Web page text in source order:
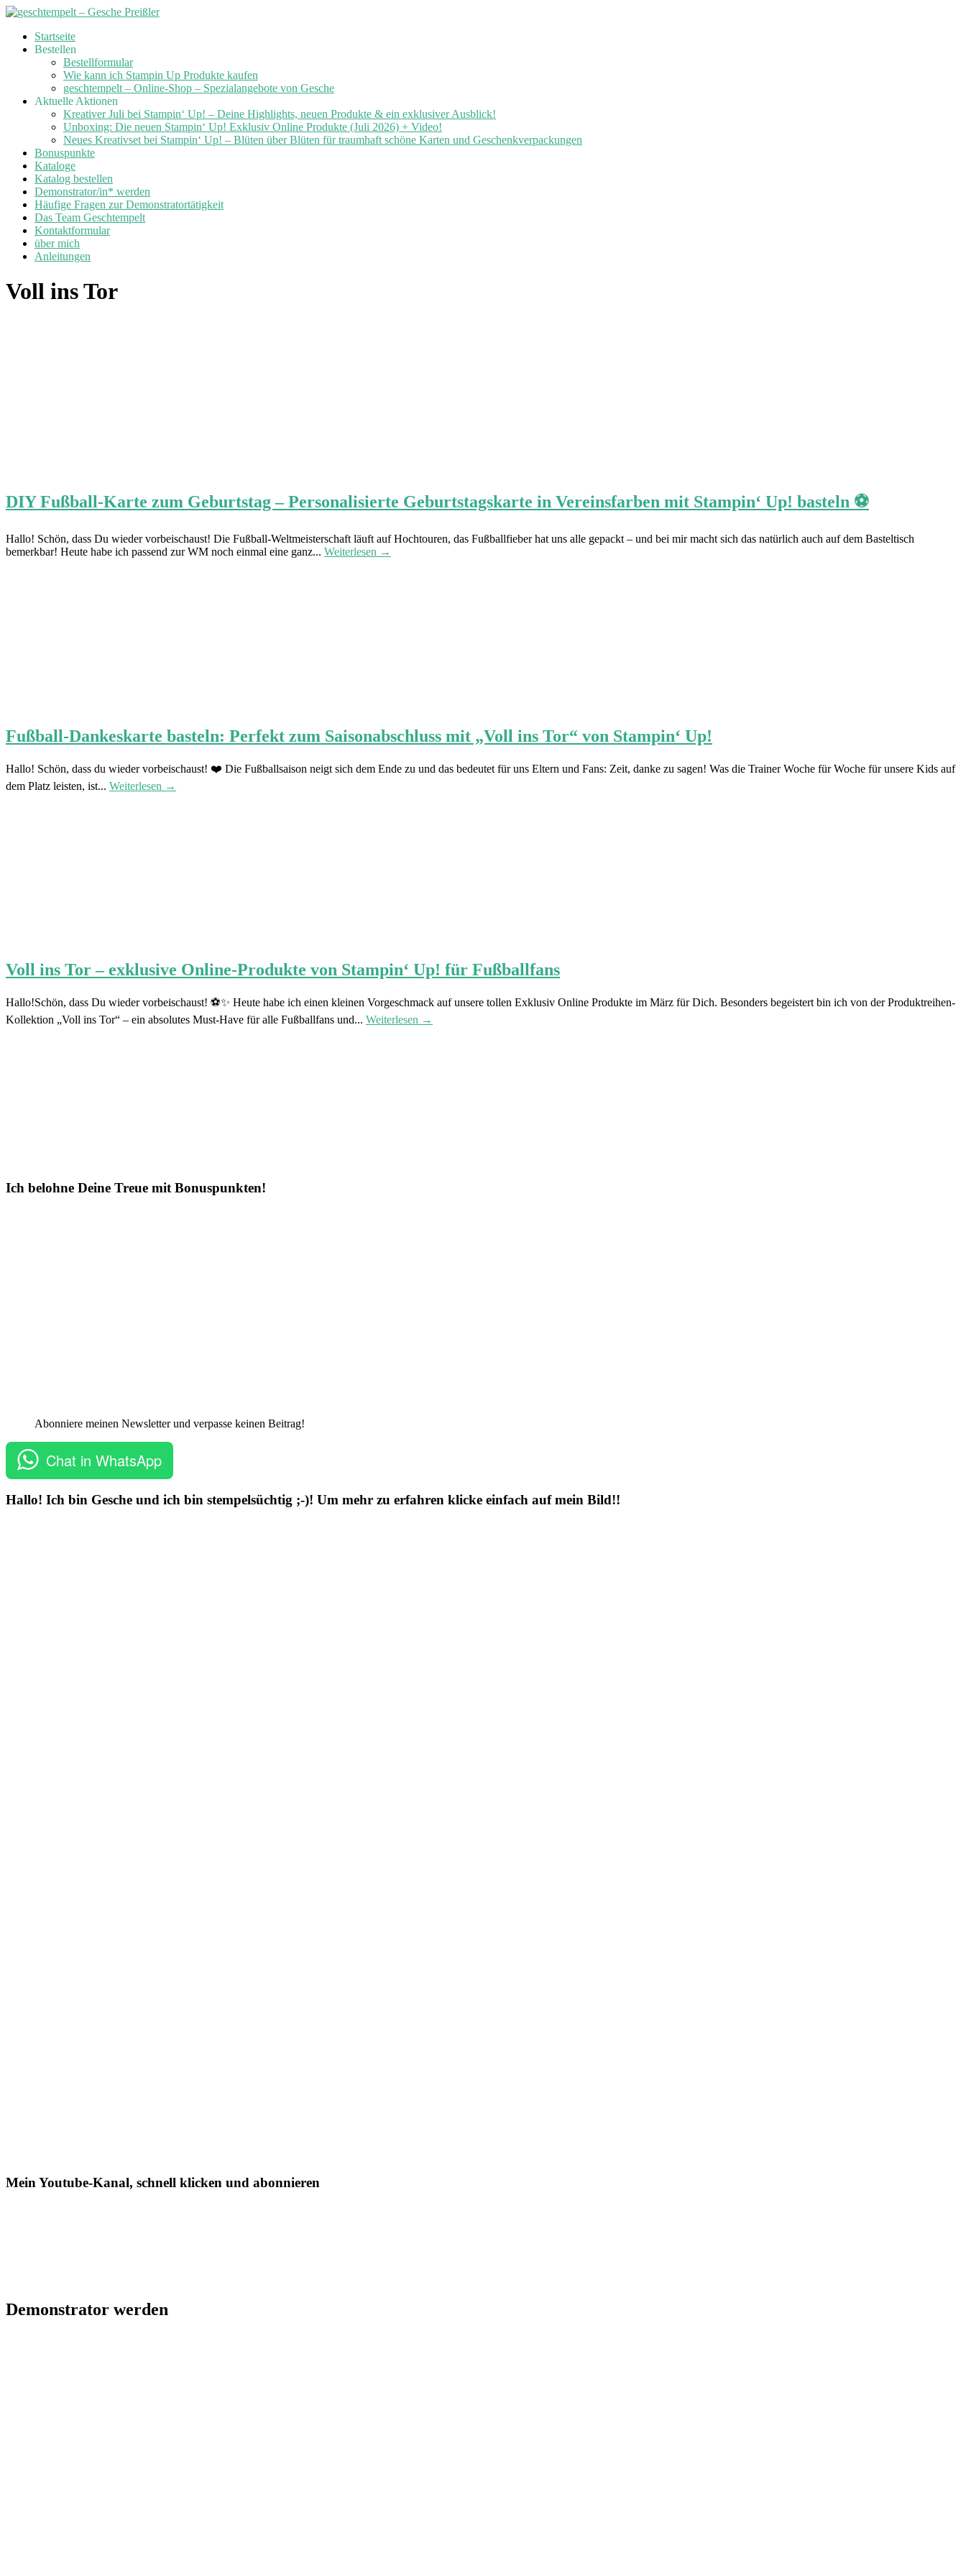
Skip
Startseite
Bestellen
Bestellformular
Wie kann ich Stampin Up Produkte kaufen
geschtempelt – Online-Shop – Spezialangebote von Gesche
Aktuelle Aktionen
Kreativer Juli bei Stampin‘ Up! – Deine Highlights, neuen Produkte & ein exklusiver Ausblick!
Unboxing: Die neuen Stampin‘ Up! Exklusiv Online Produkte (Juli 2026) + Video!
Neues Kreativset bei Stampin‘ Up! – Blüten über Blüten für traumhaft schöne Karten und Geschenkverpackungen
Bonuspunkte
Kataloge
Katalog bestellen
Demonstrator/in* werden
Häufige Fragen zur Demonstratortätigkeit
Das Team Geschtempelt
Kontaktformular
über mich
Anleitungen
Voll ins Tor
DIY Fußball-Karte zum Geburtstag – Personalisierte Geburtstagskarte in Vereinsfarben mit Stampin‘ Up! basteln ⚽️
Hallo! Schön, dass Du wieder vorbeischaust! Die Fußball-Weltmeisterschaft läuft auf Hochtouren, das Fußballfieber hat uns alle gepackt – und bei mir macht sich das natürlich auch auf dem Basteltisch
bemerkbar! Heute habe ich passend zur WM noch einmal eine ganz... Weiterlesen →
Fußball-Dankeskarte basteln: Perfekt zum Saisonabschluss mit „Voll ins Tor“ von Stampin‘ Up!
Hallo! Schön, dass du wieder vorbeischaust! ❤️ Die Fußballsaison neigt sich dem Ende zu und das bedeutet für uns Eltern und Fans: Zeit, danke zu sagen! Was die Trainer Woche für Woche für unsere Kids auf
dem Platz leisten, ist... Weiterlesen →
Voll ins Tor – exklusive Online-Produkte von Stampin‘ Up! für Fußballfans
Hallo!Schön, dass Du wieder vorbeischaust! ⚽✨ Heute habe ich einen kleinen Vorgeschmack auf unsere tollen Exklusiv Online Produkte im März für Dich. Besonders begeistert bin ich von der Produktreihen-
Kollektion „Voll ins Tor“ – ein absolutes Must-Have für alle Fußballfans und... Weiterlesen →
Ich belohne Deine Treue mit Bonuspunkten!
Abonniere meinen Newsletter und verpasse keinen Beitrag!
Chat in WhatsApp
Hallo! Ich bin Gesche und ich bin stempelsüchtig ;-)! Um mehr zu erfahren klicke einfach auf mein Bild!!
Mein Youtube-Kanal, schnell klicken und abonnieren
Demonstrator werden